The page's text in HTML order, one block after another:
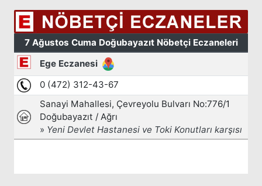
Arama
Popüler
Aramalar:
Ağrı
Doğubayazıt